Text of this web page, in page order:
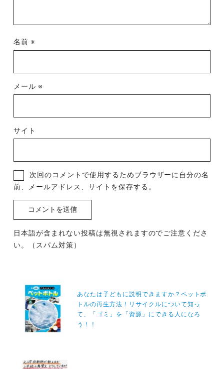
名前 ※
メール ※
サイト
次回のコメントで使用するためブラウザーに自分の名
前、メールアドレス、サイトを保存する。
日本語が含まれない投稿は無視されますのでご注意くださ
い。（スパム対策）
あなたは子どもに説明できますか？ペットボ
トルの再生方法！リサイクルについて知っ
て、「ゴミ」を「資源」にできる人になろ
う！！